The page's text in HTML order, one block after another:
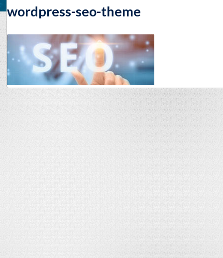
wordpress-seo-theme